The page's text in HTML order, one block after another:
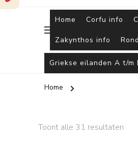
Home Corfu info
Zakynthos info
Griekse eilanden A t/m I
Home
Toont alle 31 resultaten